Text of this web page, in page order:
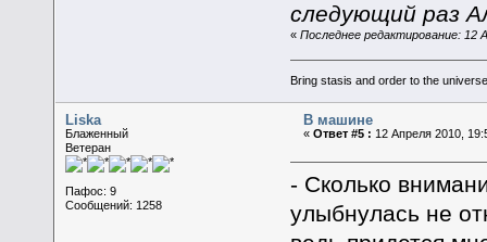
следующий раз
« Последнее редактирование: 12
Bring stasis and order to the
Liska
Блаженный
Ветеран
Пафос: 9
Сообщений: 1258
В машине
«Ответ #5 : 12 Апреля 2010,
- Сколько
улыбнулась не